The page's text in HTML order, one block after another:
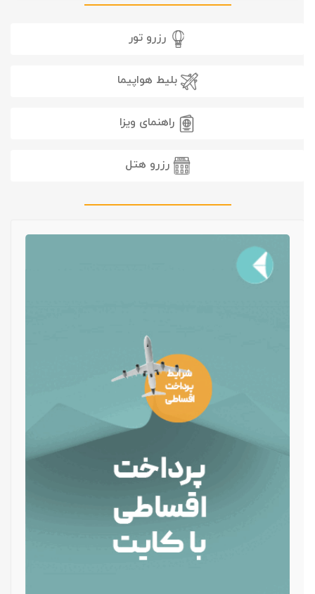
رزرو تور
بلیط هواپیما
راهنمای ویزا
رزرو هتل